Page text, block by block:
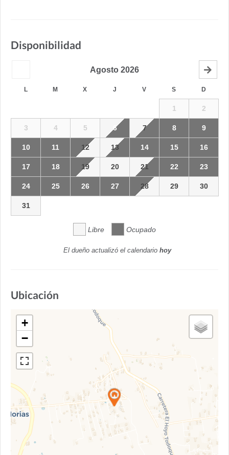
Disponibilidad
Agosto 2026
L M X J V S D
1 2
3 4 5 6 7 8 9
10 11 12 13 14 15 16
17 18 19 20 21 22 23
24 25 26 27 28 29 30
31
Libre Ocupado
El dueño actualizó el calendario hoy
Ubicación
+
−